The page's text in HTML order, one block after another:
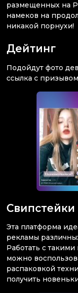
размещенных на
намеков на
никакой порнухи!
Дейтинг
Подойдут фото
ссылка с
Свипстейки
Эта платформа
рекламы
Работать с
можно
распаковкой
получить